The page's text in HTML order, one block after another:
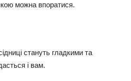
можна впоратися.
стануть гладкими та
і вам.